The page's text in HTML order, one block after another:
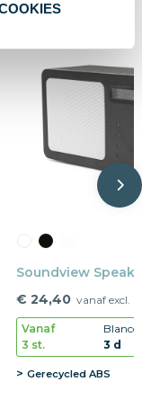
Soundview
€ 24,40 vanaf excl.
Vanaf
3 st.
Blanco
3 d
Gerecycled ABS